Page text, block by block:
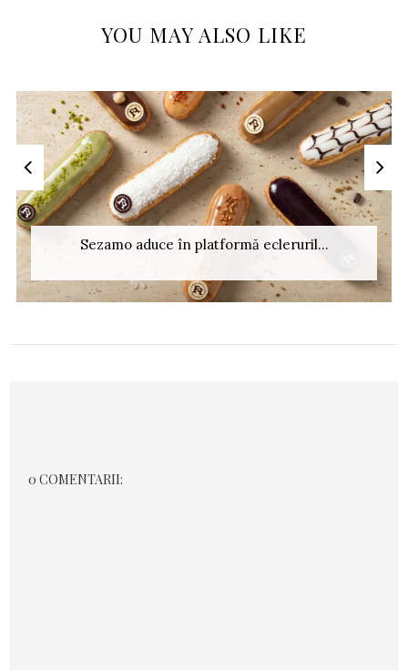
YOU MAY ALSO LIKE
Sezamo aduce în platformă ecleruril...
0 COMENTARII: